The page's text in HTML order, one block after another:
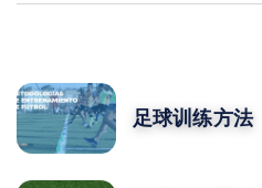
足球训练方法